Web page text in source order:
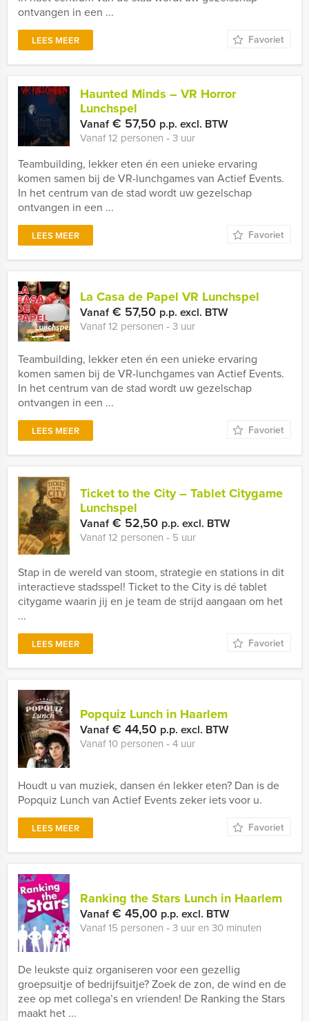
ontvangen in een ...
LEES MEER Favoriet
Haunted Minds – VR Horror
Lunchspel
Vanaf€ 57,50 p.p. excl. BTW
Vanaf 12 personen ‐ 3 uur
Teambuilding, lekker eten én een unieke ervaring
komen samen bij de VR-lunchgames van Actief Events.
In het centrum van de stad wordt uw gezelschap
ontvangen in een ...
LEES MEER Favoriet
La Casa de Papel VR Lunchspel
Vanaf€ 57,50 p.p. excl. BTW
Vanaf 12 personen ‐ 3 uur
Teambuilding, lekker eten én een unieke ervaring
komen samen bij de VR-lunchgames van Actief Events.
In het centrum van de stad wordt uw gezelschap
ontvangen in een ...
LEES MEER Favoriet
Ticket to the City – Tablet Citygame
Lunchspel
Vanaf€ 52,50 p.p. excl. BTW
Vanaf 12 personen ‐ 5 uur
Stap in de wereld van stoom, strategie en stations in dit
interactieve stadsspel! Ticket to the City is dé tablet
citygame waarin jij en je team de strijd aangaan om het
...
LEES MEER Favoriet
Popquiz Lunch in Haarlem
Vanaf€ 44,50 p.p. excl. BTW
Vanaf 10 personen ‐ 4 uur
Houdt u van muziek, dansen én lekker eten? Dan is de
Popquiz Lunch van Actief Events zeker iets voor u.
LEES MEER Favoriet
Ranking the Stars Lunch in Haarlem
Vanaf€ 45,00 p.p. excl. BTW
Vanaf 15 personen ‐ 3 uur en 30 minuten
De leukste quiz organiseren voor een gezellig
groepsuitje of bedrijfsuitje? Zoek de zon, de wind en de
zee op met collega’s en vrienden! De Ranking the Stars
maakt het ...